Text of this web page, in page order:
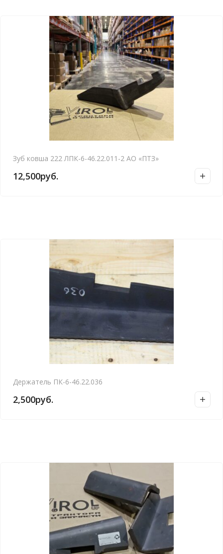
Зуб ковша 222 ЛПК-6-46.22.011-2 АО «ПТЗ»
12,500руб.
Держатель ПК-6-46.22.036
2,500руб.